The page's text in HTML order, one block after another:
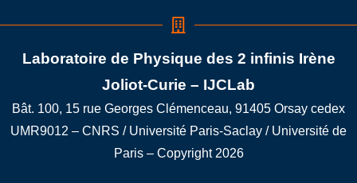
Laboratoire de Physique des 2 infinis Irène
Joliot-Curie – IJCLab
Bât. 100, 15 rue Georges Clémenceau, 91405 Orsay cedex
UMR9012 – CNRS / Université Paris-Saclay / Université de
Paris – Copyright 2026